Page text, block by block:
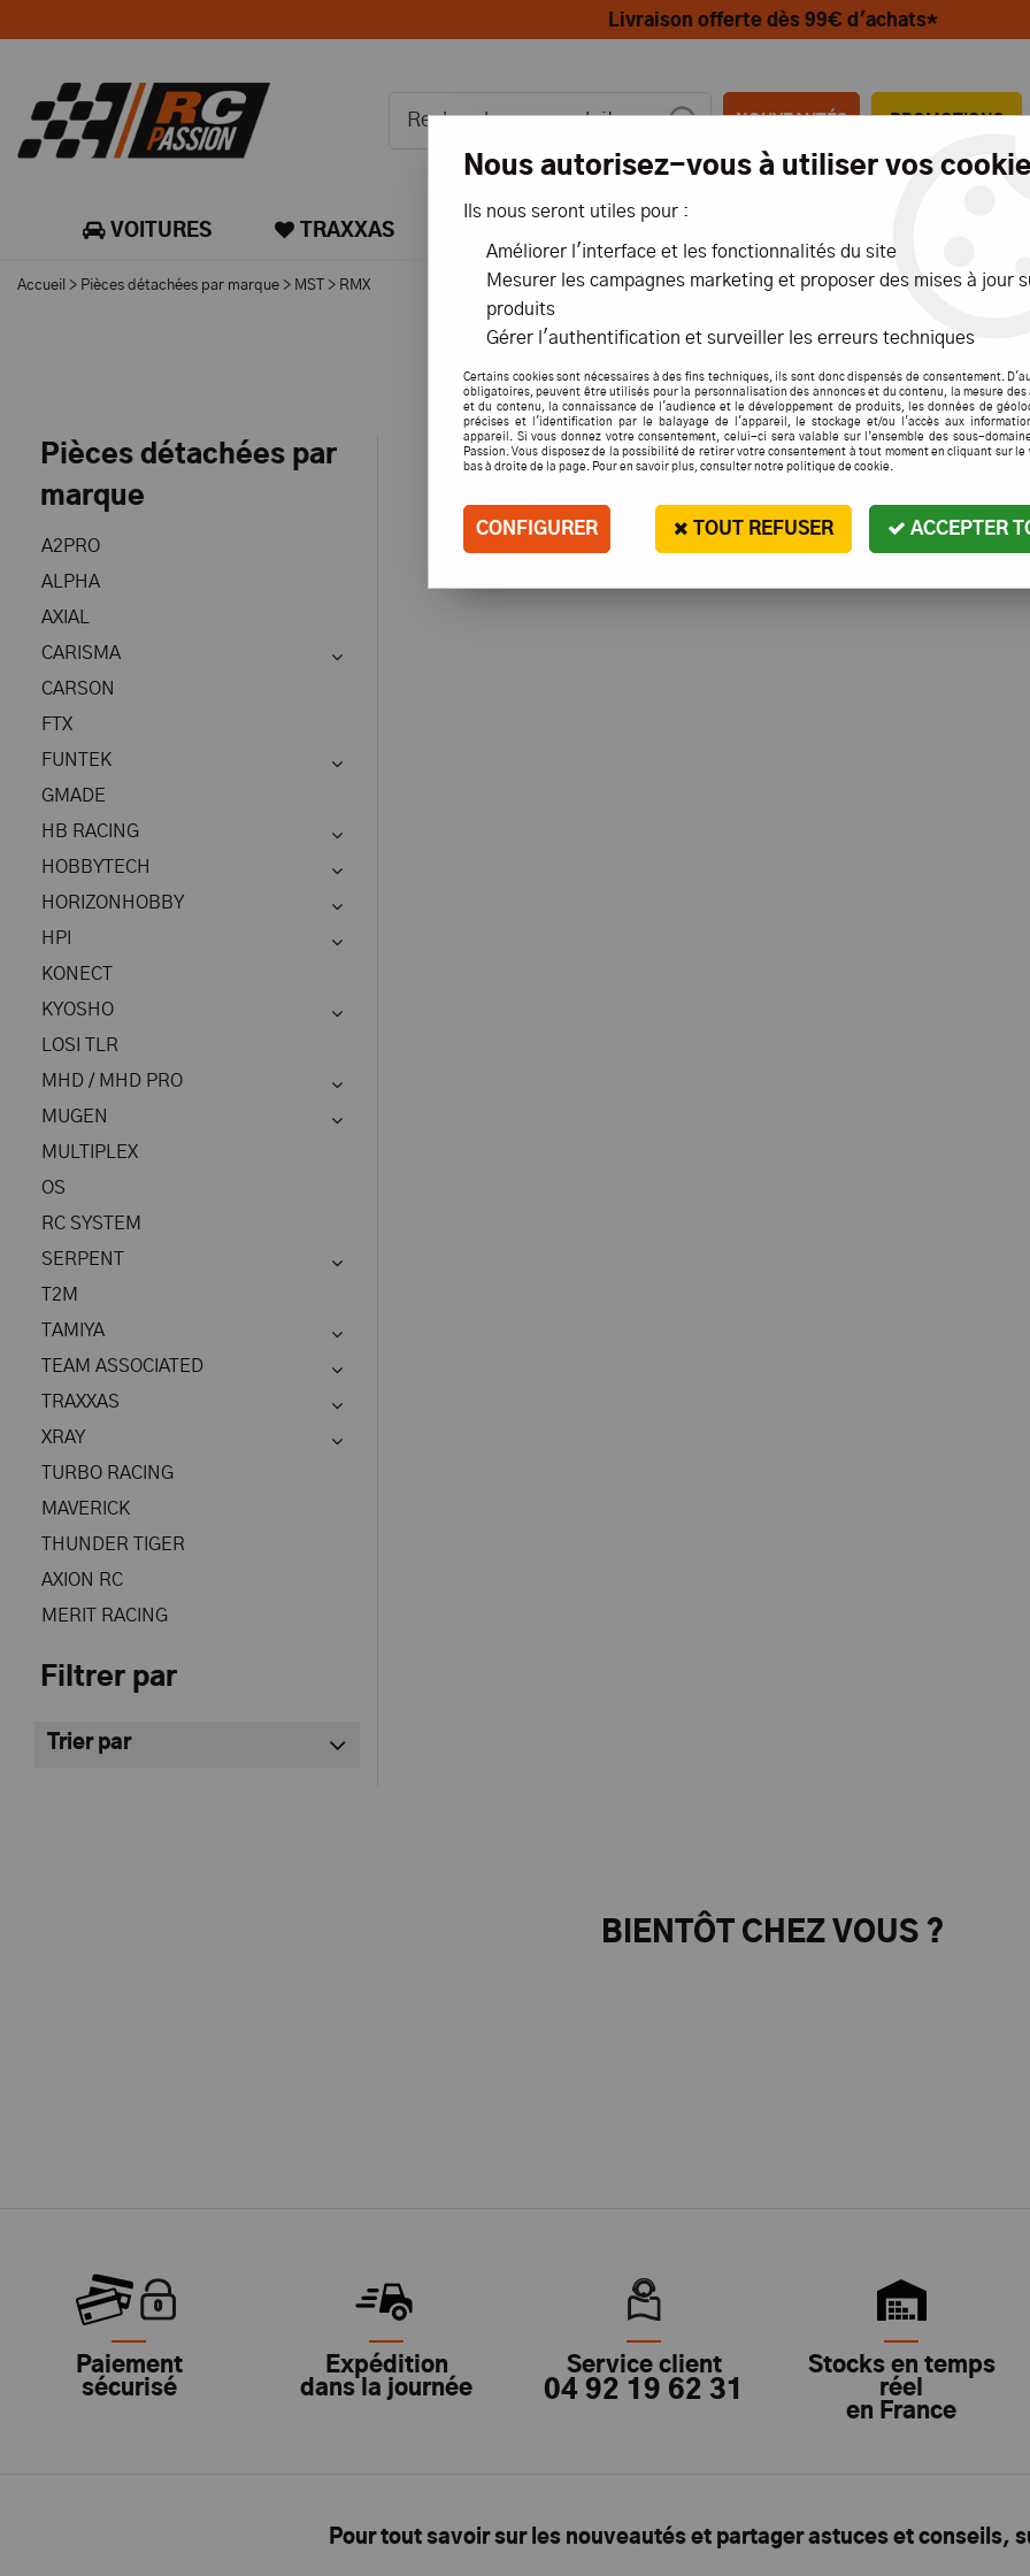
Livraison offerte dès 99€ d'achats*
NOUVEAUTÉS PROMOTIONS
VOITURES TRAXXAS
Accueil > Pièces détachées par marque > MST > RMX
RMX
Pièces détachées par
marque
A2PRO
ALPHA
AXIAL
CARISMA
CARSON
FTX
FUNTEK
GMADE
HB RACING
HOBBYTECH
HORIZONHOBBY
HPI
KONECT
KYOSHO
LOSI TLR
MHD / MHD PRO
MUGEN
MULTIPLEX
OS
RC SYSTEM
SERPENT
T2M
TAMIYA
TEAM ASSOCIATED
TRAXXAS
XRAY
TURBO RACING
MAVERICK
THUNDER TIGER
AXION RC
MERIT RACING
Filtrer par
Trier par
Aucune
BIENTÔT CHEZ VOUS ?
Paiement
sécurisé
Expédition
dans la journée
Service client
04 92 19 62 31
Stocks en temps
réel
en France
Pour tout savoir sur les nouveautés et partager astuces et conseils,
Nous autorisez-vous à utiliser vos
Ils nous seront utiles pour :
Améliorer l'interface et les fonctionnalités du site
Mesurer les campagnes marketing et proposer des mises à jour
produits
Gérer l'authentification et surveiller les erreurs techniques
Certains cookies sont nécessaires à des fins techniques, ils sont donc dispensés de consentement.
obligatoires, peuvent être utilisés pour la personnalisation des annonces et du contenu, la mesure des
et du contenu, la connaissance de l'audience et le développement de produits, les données de
précises et l'identification par le balayage de l'appareil, le stockage et/ou l'accès aux
appareil. Si vous donnez votre consentement, celui-ci sera valable sur l’ensemble des sous-
Passion. Vous disposez de la possibilité de retirer votre consentement à tout moment en cliquant sur le
bas à droite de la page. Pour en savoir plus, consulter notre politique de cookie.
CONFIGURER TOUT REFUSER ACCEPTER